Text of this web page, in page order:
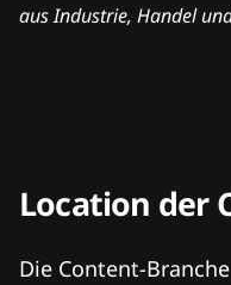
aus Industrie, Handel
Location der
Die Content-